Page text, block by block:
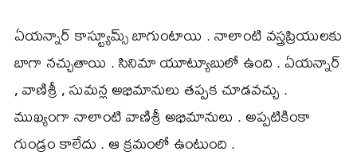
ఏయన్నార్ కాస్ట్యూమ్స్ బాగుంటాయి . నాలాంటి వస్త్రప్రియులకు
బాగా నచ్చుతాయి . సినిమా యూట్యూబులో ఉంది . ఏయన్నార్
, వాణిశ్రీ , సుమన్ల అభిమానులు తప్పక చూడవచ్చు .
ముఖ్యంగా నాలాంటి వాణిశ్రీ అభిమానులు . అప్పటికింకా
గుండ్రం కాలేదు . ఆ క్రమంలో ఉంటుంది .